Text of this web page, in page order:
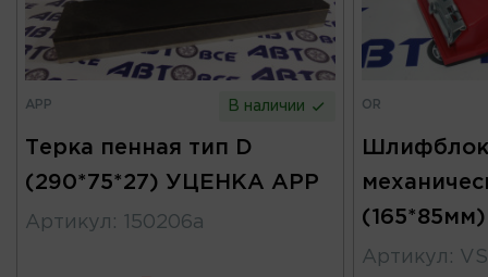
APP В наличии
Терка пенная тип D
(290*75*27) УЦЕНКА APP
Артикул : 150206a
OR
Шлифблок
Артикул :